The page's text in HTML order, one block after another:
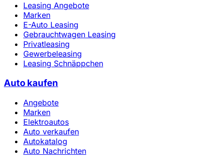
Leasing Angebote
Marken
E-Auto Leasing
Gebrauchtwagen Leasing
Privatleasing
Gewerbeleasing
Leasing Schnäppchen
Auto kaufen
Angebote
Marken
Elektroautos
Auto verkaufen
Autokatalog
Auto Nachrichten